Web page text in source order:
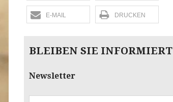
E-MAIL DRUCKEN
BLEIBEN SIE INFORMIERT
Newsletter